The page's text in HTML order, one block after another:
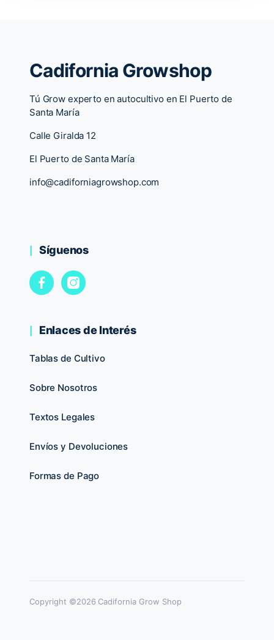
Cadifornia Growshop
Tú Grow experto en autocultivo en El Puerto de
Santa María
Calle Giralda 12
El Puerto de Santa María
info@cadiforniagrowshop.com
Síguenos
Enlaces de Interés
Tablas de Cultivo
Sobre Nosotros
Textos Legales
Envíos y Devoluciones
Formas de Pago
Copyright ©2026 Cadifornia Grow Shop